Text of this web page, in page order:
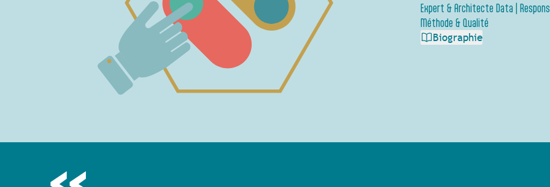
Expert & Architecte Data |
Méthode & Qualité
Biographie